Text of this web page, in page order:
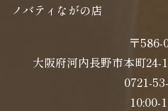
ノバティながの店
〒586-
大阪府河内長野市本町
0721-
10:00-